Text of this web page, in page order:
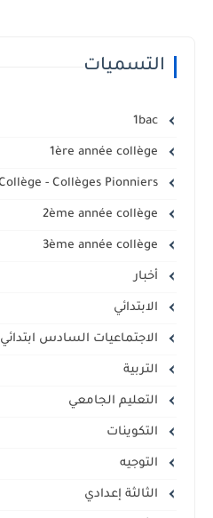
التسميات
1bac
1ère Année Collège - Collèges Pionniers
أخبار
الابتدائي
الاجتماعيات السادس ابتدائي
التربية
التعليم الجامعي
التكوينات
التوجيه
الثالثة إعدادي